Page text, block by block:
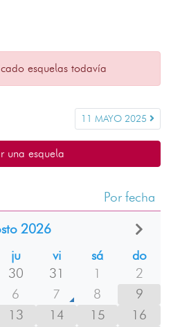
esquelas todavía
11 MAYO 2025
una esquela
Por fecha
2026
ju vi sá
do
30 31 1
2
6 7 8
9
13 14 15
16